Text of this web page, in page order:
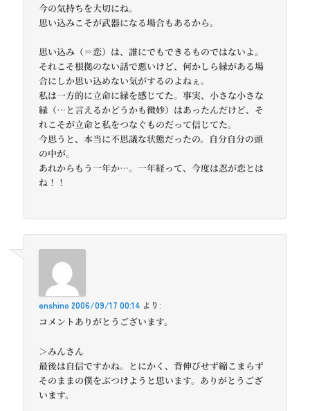
今の気持ちを大切にね。
思い込みこそが武器になる場合もあるから。
思い込み（＝恋）は、誰にでもできるものではないよ。
それこそ根拠のない話で悪いけど、何かしら縁がある場
合にしか思い込めない気がするのよねぇ。
私は一方的に立命に縁を感じてた。事実、小さな小さな
縁（…と言えるかどうかも微妙）はあったんだけど、そ
れこそが立命と私をつなぐものだって信じてた。
今思うと、本当に不思議な状態だったの。自分自分の頭
の中が。
あれからもう一年か…。一年経って、今度は忍が恋とは
ね！！
enshino 2006/09/17 00:14 より:
コメントありがとうございます。
＞みんさん
最後は自信ですかね。とにかく、背伸びせず縮こまらず
そのままの僕をぶつけようと思います。ありがとうござ
います。